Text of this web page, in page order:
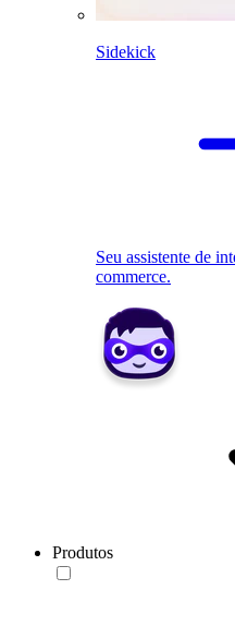
Sidekick
Seu assistente de
commerce.
Produtos